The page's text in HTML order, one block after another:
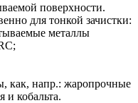
поверхности.
для тонкой зачистки:
металлы
как, напр.: жаропрочные
и кобальта.